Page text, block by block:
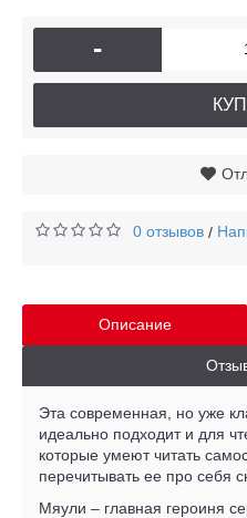
-
0 отзывов /
Описание
Эта современная, но уже
идеально подходит и для
которые умеют читать
перечитывать ее про себя
Мяули – главная героиня